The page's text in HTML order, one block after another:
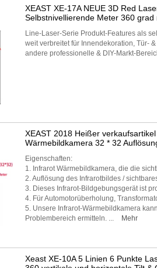
XEAST XE-17A NEUE 3D Red
Selbstnivellierende Meter 360
Line-Laser-Serie Produkt-Features als
weit verbreitet für Innendekoration, Tür-
andere professionelle & DIY-Markt-
XEAST 2018 Heißer
Wärmebildkamera 32 * 32
Eigenschaften:
1. Infrarot Wärmebildkamera, die die
2. Auflösung des Infrarotbildes /
3. Dieses Infrarot-Bildgebungsgerät ist
4. Für Automotorüberholung,
5. Unsere Infrarot-Wärmebildkamera
Problembereich ermitteln. ...
Mehr
Xeast XE-10A 5 Linien 6 Punkte